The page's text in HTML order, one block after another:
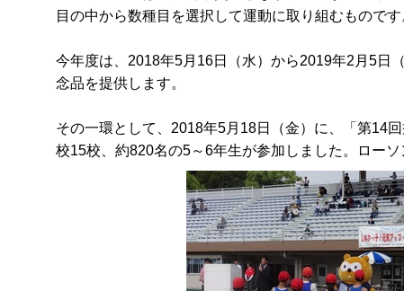
目の中から数種目を選択して運動に取り組むものです
今年度は、2018年5月16日（水）から2019年2月5日
念品を提供します。
その一環として、2018年5月18日（金）に、「第14
校15校、約820名の5～6年生が参加しました。ロー